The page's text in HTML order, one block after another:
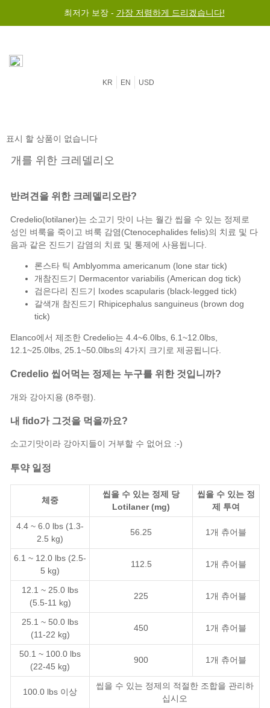
최저가 보장 - 가장 저렴하게 드리겠습니다!
KR EN USD
반려견을 위한 크레델리오란?
Credelio(lotilaner)는 소고기 맛이 나는 월간 씹을 수 있는 정제로
성인 벼룩을 죽이고 벼룩 감염(Ctenocephalides felis)의 치료 및 다
음과 같은 진드기 감염의 치료 및 통제에 사용됩니다.
론스타 틱 Amblyomma americanum (lone star tick)
개참진드기 Dermacentor variabilis (American dog tick)
검은다리 진드기 Ixodes scapularis (black-legged tick)
갈색개 참진드기 Rhipicephalus sanguineus (brown dog
tick)
Elanco에서 제조한 Credelio는 4.4~6.0lbs, 6.1~12.0lbs,
12.1~25.0lbs, 25.1~50.0lbs의 4가지 크기로 제공됩니다.
Credelio 씹어먹는 정제는 누구를 위한 것입니까?
개와 강아지용 (8주령).
내 fido가 그것을 먹을까요?
소고기맛이라 강아지들이 거부할 수 없어요 :-)
투약 일정
체중
씹을 수 있는 정제 당
Lotilaner (mg)
씹을 수 있는 정
제 투여
4.4 ~ 6.0 lbs (1.3-
2.5 kg)
56.25 1개 츄어블
6.1 ~ 12.0 lbs (2.5-
5 kg)
112.5 1개 츄어블
12.1 ~ 25.0 lbs
(5.5-11 kg)
225 1개 츄어블
25.1 ~ 50.0 lbs
(11-22 kg)
450 1개 츄어블
50.1 ~ 100.0 lbs
(22-45 kg)
900 1개 츄어블
100.0 lbs 이상
씹을 수 있는 정제의 적절한 조합을 관리하
십시오
개를 위한 크레델리오
표시 할 상품이 없습니다